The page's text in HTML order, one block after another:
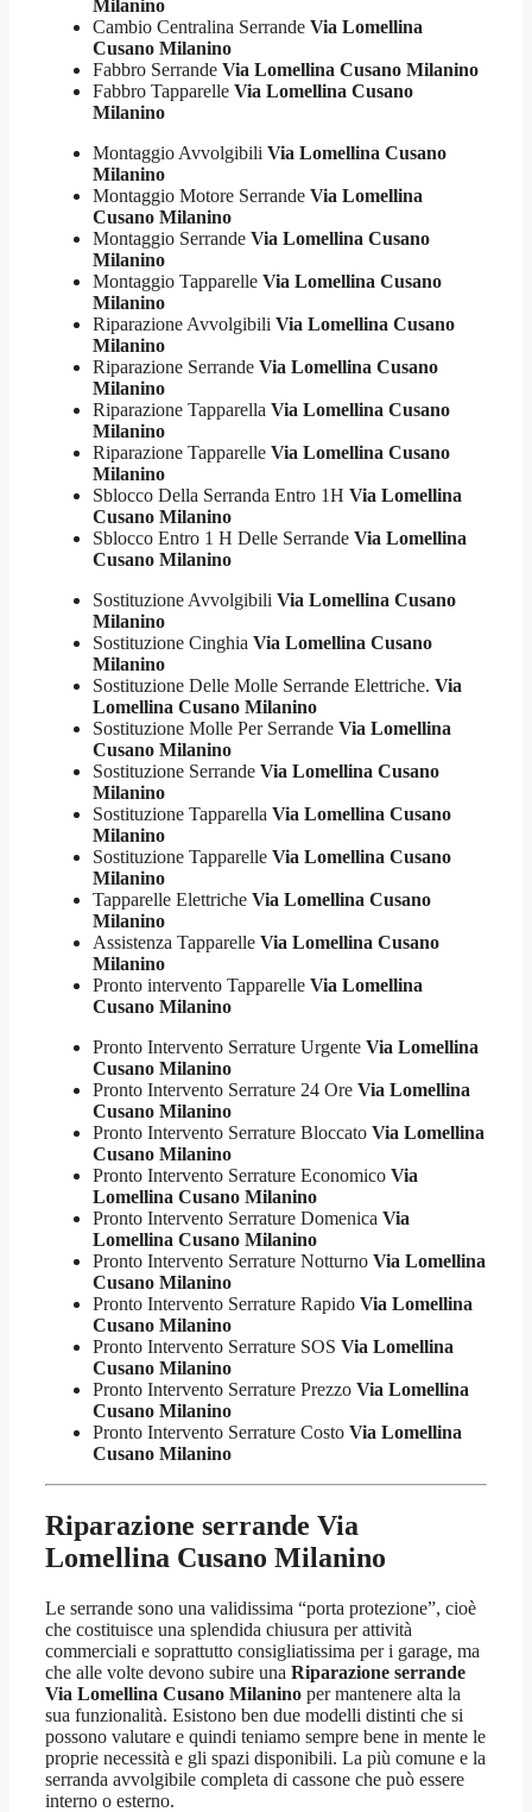
Milanino
Cambio Centralina Serrande Via Lomellina
Cusano Milanino
Fabbro Serrande Via Lomellina Cusano Milanino
Fabbro Tapparelle Via Lomellina Cusano
Milanino
Montaggio Avvolgibili Via Lomellina Cusano
Milanino
Montaggio Motore Serrande Via Lomellina
Cusano Milanino
Montaggio Serrande Via Lomellina Cusano
Milanino
Montaggio Tapparelle Via Lomellina Cusano
Milanino
Riparazione Avvolgibili Via Lomellina Cusano
Milanino
Riparazione Serrande Via Lomellina Cusano
Milanino
Riparazione Tapparella Via Lomellina Cusano
Milanino
Riparazione Tapparelle Via Lomellina Cusano
Milanino
Sblocco Della Serranda Entro 1H Via Lomellina
Cusano Milanino
Sblocco Entro 1 H Delle Serrande Via Lomellina
Cusano Milanino
Sostituzione Avvolgibili Via Lomellina Cusano
Milanino
Sostituzione Cinghia Via Lomellina Cusano
Milanino
Sostituzione Delle Molle Serrande Elettriche. Via
Lomellina Cusano Milanino
Sostituzione Molle Per Serrande Via Lomellina
Cusano Milanino
Sostituzione Serrande Via Lomellina Cusano
Milanino
Sostituzione Tapparella Via Lomellina Cusano
Milanino
Sostituzione Tapparelle Via Lomellina Cusano
Milanino
Tapparelle Elettriche Via Lomellina Cusano
Milanino
Assistenza Tapparelle Via Lomellina Cusano
Milanino
Pronto intervento Tapparelle Via Lomellina
Cusano Milanino
Pronto Intervento Serrature Urgente Via Lomellina
Cusano Milanino
Pronto Intervento Serrature 24 Ore Via Lomellina
Cusano Milanino
Pronto Intervento Serrature Bloccato Via Lomellina
Cusano Milanino
Pronto Intervento Serrature Economico Via
Lomellina Cusano Milanino
Pronto Intervento Serrature Domenica Via
Lomellina Cusano Milanino
Pronto Intervento Serrature Notturno Via Lomellina
Cusano Milanino
Pronto Intervento Serrature Rapido Via Lomellina
Cusano Milanino
Pronto Intervento Serrature SOS Via Lomellina
Cusano Milanino
Pronto Intervento Serrature Prezzo Via Lomellina
Cusano Milanino
Pronto Intervento Serrature Costo Via Lomellina
Cusano Milanino
Riparazione serrande Via
Lomellina Cusano Milanino
Le serrande sono una validissima “porta protezione”, cioè
che costituisce una splendida chiusura per attività
commerciali e soprattutto consigliatissima per i garage, ma
che alle volte devono subire una Riparazione serrande
Via Lomellina Cusano Milanino per mantenere alta la
sua funzionalità. Esistono ben due modelli distinti che si
possono valutare e quindi teniamo sempre bene in mente le
proprie necessità e gli spazi disponibili. La più comune e la
serranda avvolgibile completa di cassone che può essere
interno o esterno.